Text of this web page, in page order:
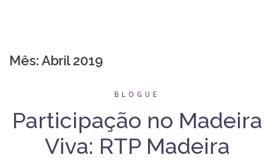
Mês:Abril 2019
BLOGUE
Participação no Madeira
Viva: RTP Madeira